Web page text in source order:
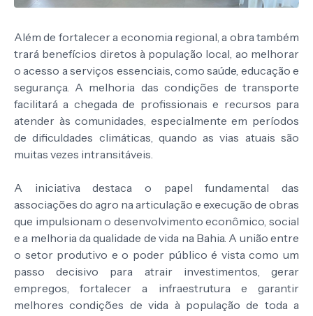
Além de fortalecer a economia regional, a obra também
trará benefícios diretos à população local, ao melhorar
o acesso a serviços essenciais, como saúde, educação e
segurança. A melhoria das condições de transporte
facilitará a chegada de profissionais e recursos para
atender às comunidades, especialmente em períodos
de dificuldades climáticas, quando as vias atuais são
muitas vezes intransitáveis.
A iniciativa destaca o papel fundamental das
associações do agro na articulação e execução de obras
que impulsionam o desenvolvimento econômico, social
e a melhoria da qualidade de vida na Bahia. A união entre
o setor produtivo e o poder público é vista como um
passo decisivo para atrair investimentos, gerar
empregos, fortalecer a infraestrutura e garantir
melhores condições de vida à população de toda a